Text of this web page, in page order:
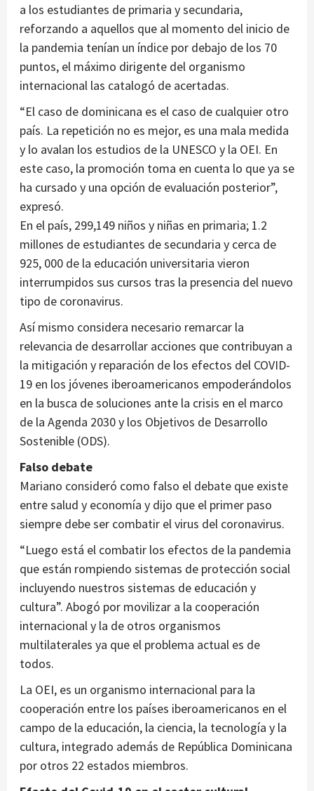
a los estudiantes de primaria y secundaria,
reforzando a aquellos que al momento del inicio de
la pandemia tenían un índice por debajo de los 70
puntos, el máximo dirigente del organismo
internacional las catalogó de acertadas.
“El caso de dominicana es el caso de cualquier otro
país. La repetición no es mejor, es una mala medida
y lo avalan los estudios de la UNESCO y la OEI. En
este caso, la promoción toma en cuenta lo que ya se
ha cursado y una opción de evaluación posterior”,
expresó.
En el país, 299,149 niños y niñas en primaria; 1.2
millones de estudiantes de secundaria y cerca de
925, 000 de la educación universitaria vieron
interrumpidos sus cursos tras la presencia del nuevo
tipo de coronavirus.
Así mismo considera necesario remarcar la
relevancia de desarrollar acciones que contribuyan a
la mitigación y reparación de los efectos del COVID-
19 en los jóvenes iberoamericanos empoderándolos
en la busca de soluciones ante la crisis en el marco
de la Agenda 2030 y los Objetivos de Desarrollo
Sostenible (ODS).
Falso debate
Mariano consideró como falso el debate que existe
entre salud y economía y dijo que el primer paso
siempre debe ser combatir el virus del coronavirus.
“Luego está el combatir los efectos de la pandemia
que están rompiendo sistemas de protección social
incluyendo nuestros sistemas de educación y
cultura”. Abogó por movilizar a la cooperación
internacional y la de otros organismos
multilaterales ya que el problema actual es de
todos.
La OEI, es un organismo internacional para la
cooperación entre los países iberoamericanos en el
campo de la educación, la ciencia, la tecnología y la
cultura, integrado además de República Dominicana
por otros 22 estados miembros.